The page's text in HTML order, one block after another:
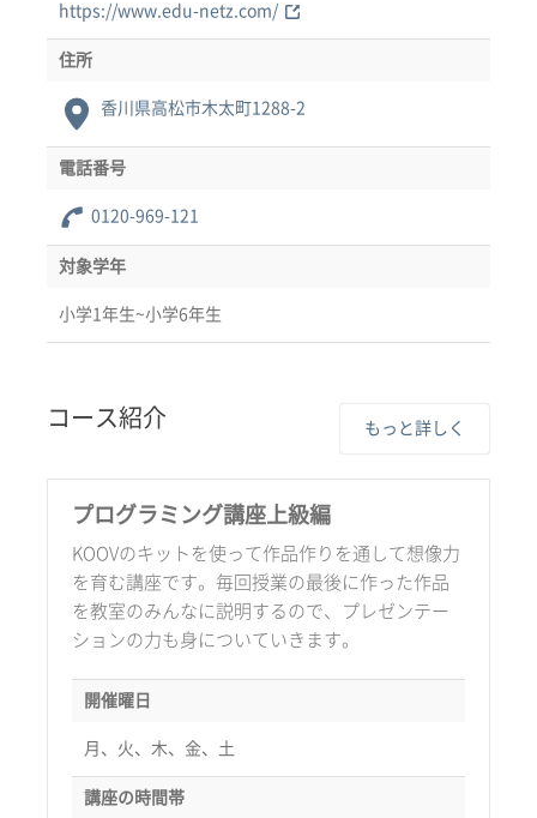
https://www.edu-netz.com/
住所
香川県高松市木太町1288-2
電話番号
0120-969-121
対象学年
小学1年生~小学6年生
コース紹介 もっと詳しく
プログラミング講座上級編
KOOVのキットを使って作品作りを通して想像力
を育む講座です。毎回授業の最後に作った作品
を教室のみんなに説明するので、プレゼンテー
ションの力も身についていきます。
開催曜日
月、火、木、金、土
講座の時間帯